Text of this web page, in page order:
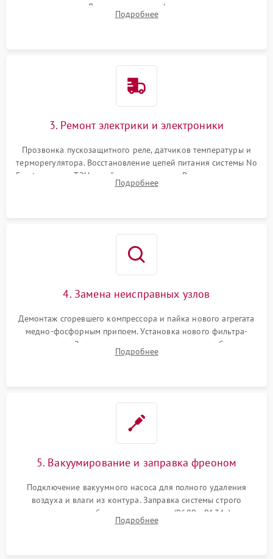
течеискателем. Демонтаж старого фильтра-осушителя и
продувка капиллярной трубки для устранения засоров.
Подробнее
3. Ремонт электрики и электроники
Прозвонка пускозащитного реле, датчиков температуры и
терморегулятора. Восстановление цепей питания системы No
Frost, включая ТЭН оттайки и вентилятор. Ремонт или замена
платы управления при сбоях алгоритмов.
Подробнее
4. Замена неисправных узлов
Демонтаж сгоревшего компрессора и пайка нового агрегата
медно-фосфорным припоем. Установка нового фильтра-
осушителя. Замена изношенных вентиляторов обдува,
сломанных заслонок или поврежденных дверных петель.
Подробнее
5. Вакуумирование и заправка фреоном
Подключение вакуумного насоса для полного удаления
воздуха и влаги из контура. Заправка системы строго
дозированным объемом хладагента (R600a, R134a) по
электронным весам. Контроль рабочего давления в системе.
Подробнее